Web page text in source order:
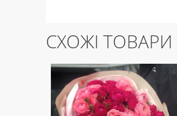
СХОЖІ ТОВАРИ